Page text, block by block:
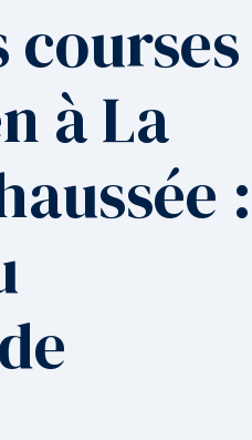
courses
à La
: